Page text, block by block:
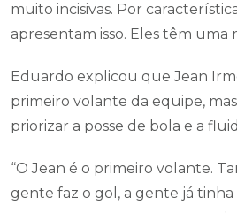
muito incisivas. Por
apresentam isso. Eles têm uma
Eduardo explicou que Jean
primeiro volante da equipe,
priorizar a posse de bola e a
“O Jean é o primeiro volante.
gente faz o gol, a gente já tinha